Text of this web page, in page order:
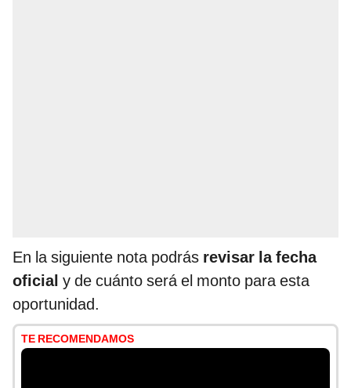
En la siguiente nota podrás revisar la fecha
oficial y de cuánto será el monto para esta
oportunidad.
TE RECOMENDAMOS